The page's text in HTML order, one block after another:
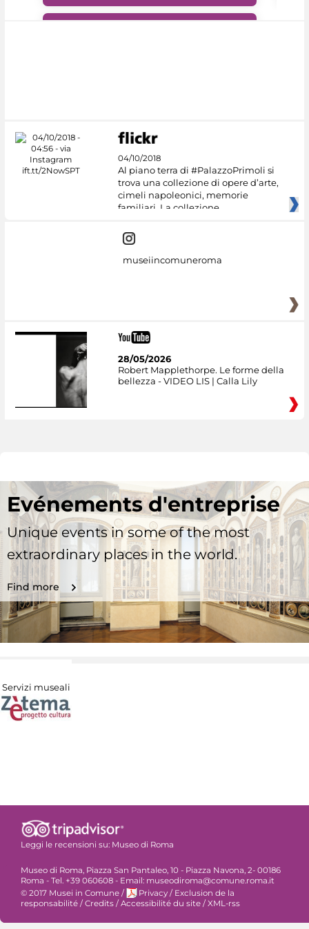
04/10/2018
Al piano terra di #PalazzoPrimoli si
trova una collezione di opere d’arte,
cimeli napoleonici, memorie
familiari. La collezione
museiincomuneroma
28/05/2026
Robert Mapplethorpe. Le forme della
bellezza - VIDEO LIS | Calla Lily
Evénements d'entreprise
Unique events in some of the most
extraordinary places in the world.
Find more
Servizi museali
Leggi le recensioni su: Museo di Roma
Museo di Roma, Piazza San Pantaleo, 10 - Piazza Navona, 2- 00186
Roma - Tel. +39 060608 - Email: museodiroma@comune.roma.it
© 2017 Musei in Comune / Privacy / Exclusion de la
responsabilité /Credits /Accessibilité du site /XML-rss